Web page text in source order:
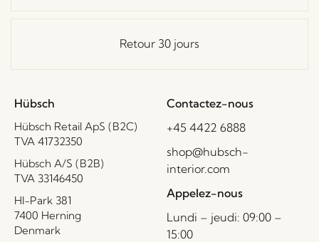
Retour 30 jours
Hübsch
Hübsch Retail ApS (B2C)
TVA 41732350
Hübsch A/S (B2B)
TVA 33146450
HI-Park 381
7400 Herning
Denmark
Contactez-nous
+45 4422 6888
shop@hubsch-
interior.com
Appelez-nous
Lundi – jeudi: 09:00 –
15:00